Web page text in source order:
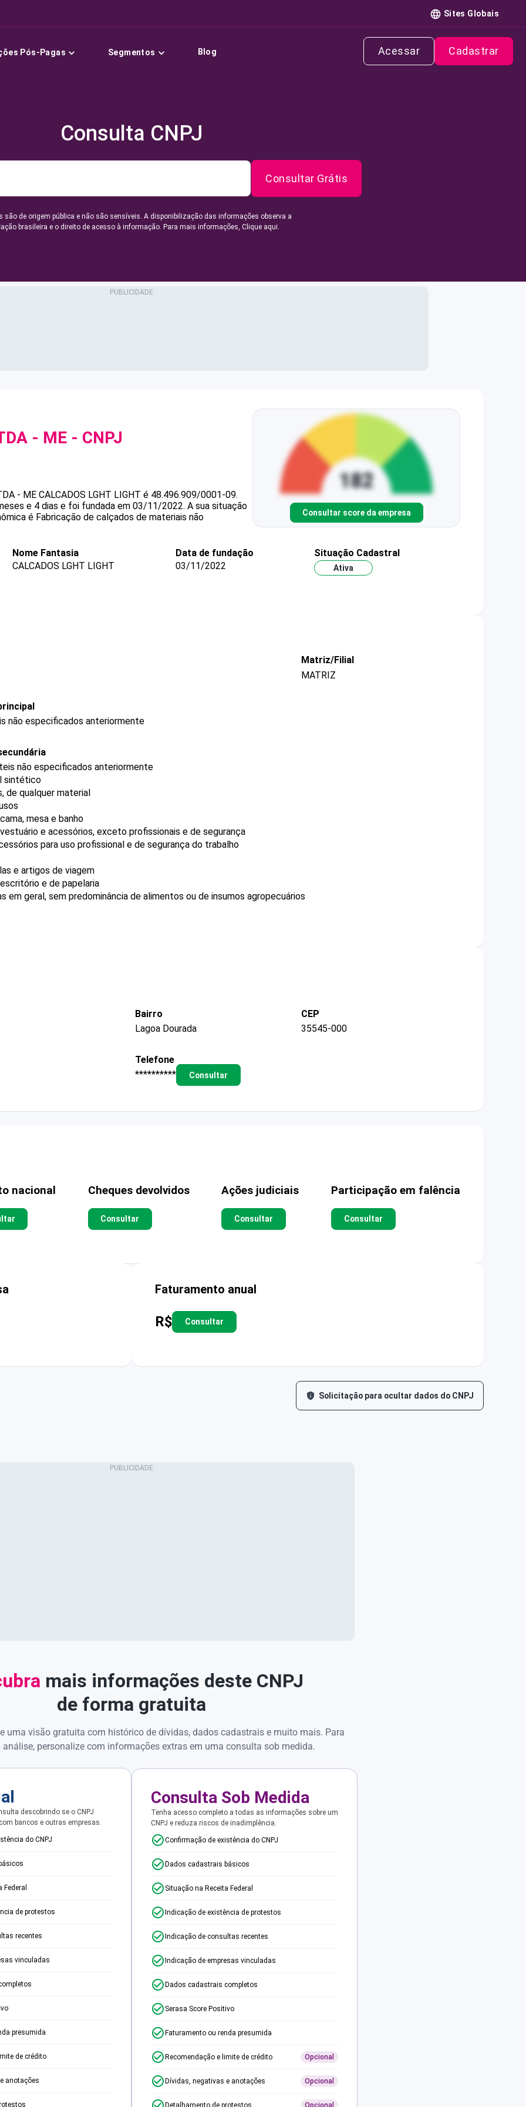
Sites Globais
Pós-Pagas Segmentos Blog Acessar Cadastrar
Consulta CNPJ
Consultar Grátis
são de origem pública e não são sensíveis. A disponibilização das informações observa a
brasileira e o direito de acesso à informação. Para mais informações, Clique aqui.
- ME - CNPJ
- ME CALCADOS LGHT LIGHT é 48.496.909/0001-09.
e 4 dias e foi fundada em 03/11/2022. A sua situação
é Fabricação de calçados de materiais não
Consultar score da empresa
Nome Fantasia
CALCADOS LGHT LIGHT
Data de fundação
03/11/2022
Situação Cadastral
Ativa
Matriz/Filial
MATRIZ
não especificados anteriormente
não especificados anteriormente
sintético
de qualquer material
mesa e banho
e acessórios, exceto profissionais e de segurança
para uso profissional e de segurança do trabalho
e artigos de viagem
e de papelaria
geral, sem predominância de alimentos ou de insumos agropecuários
Bairro
Lagoa Dourada
CEP
35545-000
Telefone
**********
Consultar
nacional Cheques devolvidos
Consultar
Ações judiciais
Consultar
Participação em falência
Consultar
Faturamento anual
R$ Consultar
Solicitação para ocultar dados do CNPJ
mais informações deste CNPJ
de forma gratuita
uma visão gratuita com histórico de dívidas, dados cadastrais e muito mais. Para
personalize com informações extras em uma consulta sob medida.
descobrindo se o CNPJ
bancos e outras empresas.
do CNPJ
Federal
de protestos
recentes
vinculadas
presumida
de crédito
anotações
Consulta Sob Medida
Tenha acesso completo a todas as informações sobre um
CNPJ e reduza riscos de inadimplência.
Confirmação de existência do CNPJ
Dados cadastrais básicos
Situação na Receita Federal
Indicação de existência de protestos
Indicação de consultas recentes
Indicação de empresas vinculadas
Dados cadastrais completos
Serasa Score Positivo
Faturamento ou renda presumida
Recomendação e limite de crédito Opcional
Dívidas, negativas e anotações Opcional
Detalhamento de protestos Opcional